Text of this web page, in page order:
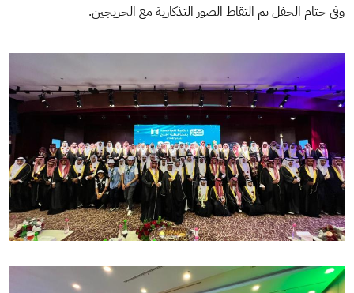
وفي ختام الحفل تم التقاط الصور التذكارية مع الخريجين.
الصورة
الصورة